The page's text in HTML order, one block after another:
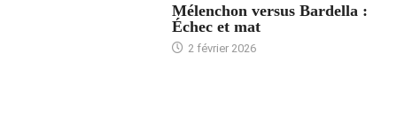
Mélenchon versus Bardella :
Échec et mat
2 février 2026